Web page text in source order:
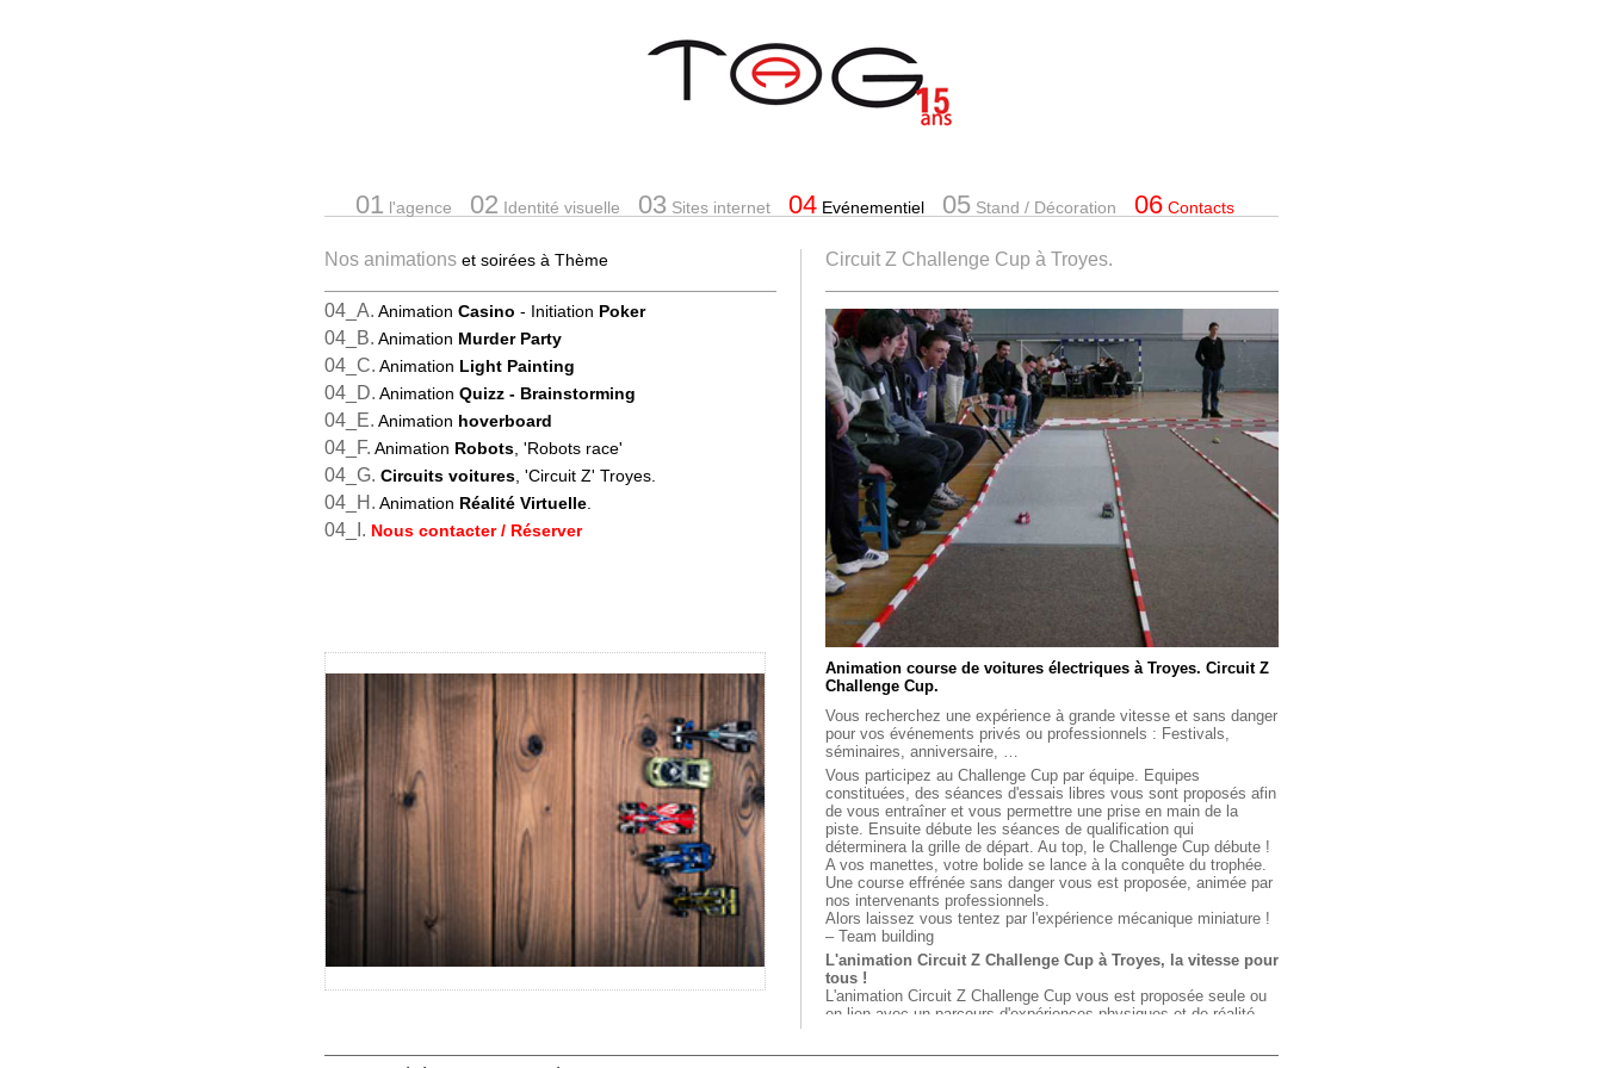
01 l'agence 02 Identité visuelle 03 Sites internet 04Evénementiel 05Stand / Décoration 06Contacts
Nos animations et soirées à Thème
04_A. Animation Casino - Initiation Poker
04_B. Animation Murder Party
04_C. Animation Light Painting
04_D. Animation Quizz - Brainstorming
04_E. Animation hoverboard
04_F. Animation Robots , 'Robots race'
04_G. Circuits voitures , 'Circuit Z' Troyes.
04_H. Animation Réalité Virtuelle
04_I. Nous contacter / Réserver
Circuit Z Challenge Cup à Troyes.
Animation course de voitures électriques à Troyes. Circuit Z
Challenge Cup.
Vous recherchez une expérience à grande vitesse et sans danger
pour vos événements privés ou professionnels : Festivals,
séminaires, anniversaire, …
Vous participez au Challenge Cup par équipe. Equipes
constituées, des séances d'essais libres vous sont proposés afin
de vous entraîner et vous permettre une prise en main de la
piste. Ensuite débute les séances de qualification qui
déterminera la grille de départ. Au top, le Challenge Cup débute !
A vos manettes, votre bolide se lance à la conquête du trophée.
Une course effrénée sans danger vous est proposée, animée par
nos intervenants professionnels.
Alors laissez vous tentez par l'expérience mécanique miniature !
– Team building
L'animation Circuit Z Challenge Cup à Troyes, la vitesse pour
tous !
L'animation Circuit Z Challenge Cup vous est proposée seule ou
en lien avec un parcours d'expériences physiques et de réalité